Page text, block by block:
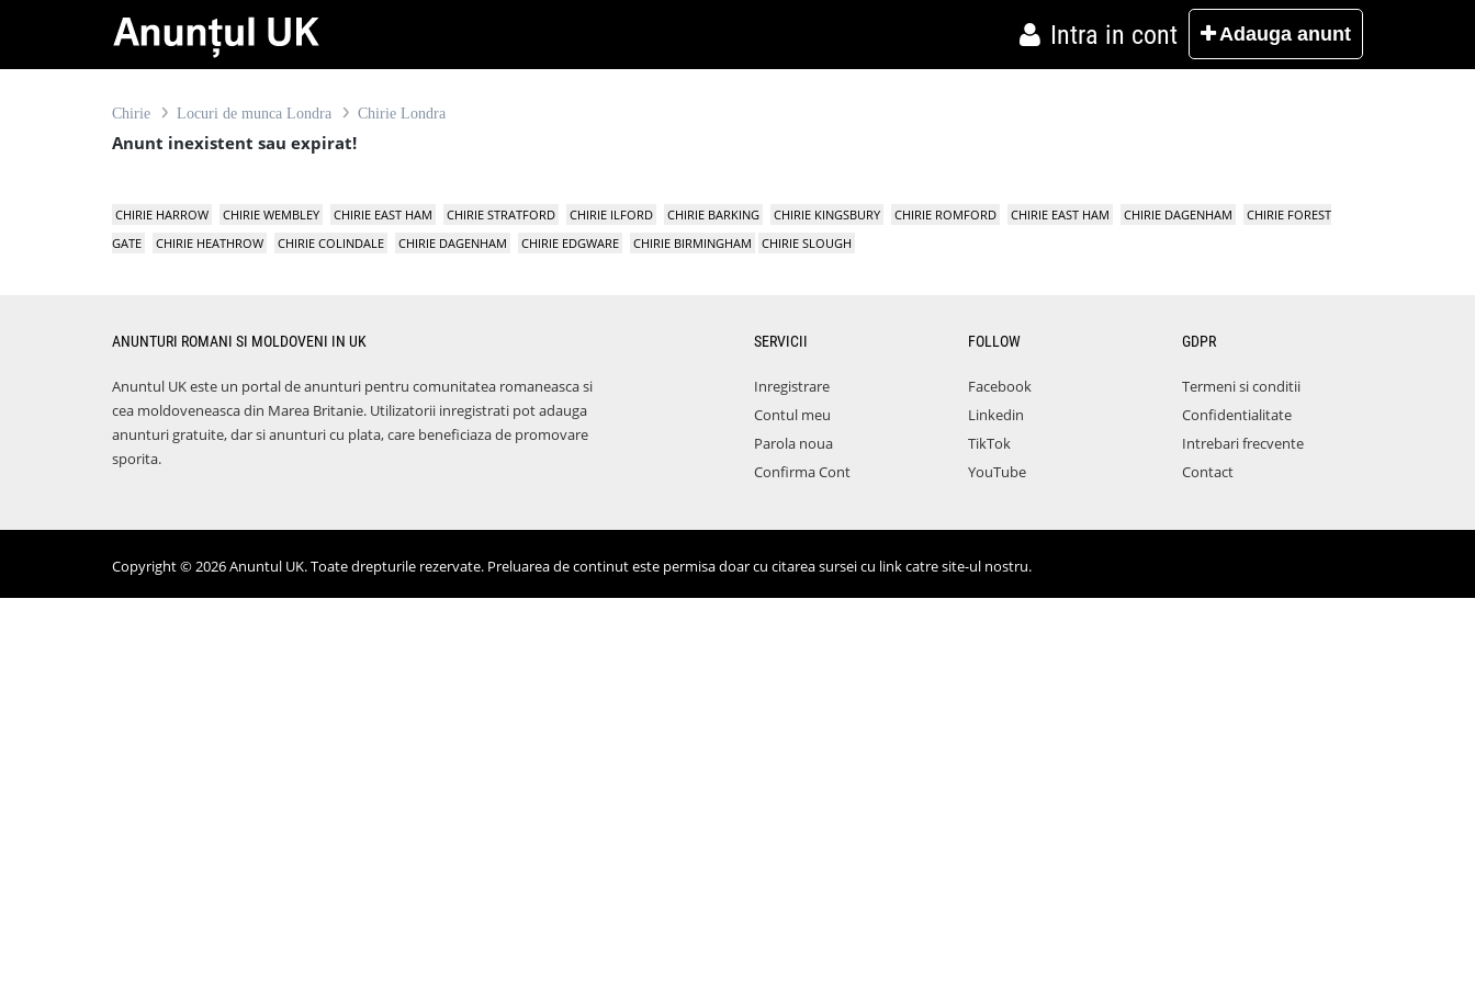
Intra in cont Adauga anunt
Chirie Locuri de munca Londra Chirie Londra
Anunt inexistent sau expirat!
CHIRIE HARROW CHIRIE WEMBLEY CHIRIE EAST HAM CHIRIE STRATFORD CHIRIE ILFORD CHIRIE BARKING CHIRIE KINGSBURY CHIRIE ROMFORD CHIRIE EAST HAM CHIRIE DAGENHAM
CHIRIE FOREST
GATE
CHIRIE HEATHROW CHIRIE COLINDALE CHIRIE DAGENHAM CHIRIE EDGWARE CHIRIE BIRMINGHAM CHIRIE SLOUGH
ANUNTURI ROMANI SI MOLDOVENI IN UK
Anuntul UK este un portal de anunturi pentru comunitatea romaneasca si
cea moldoveneasca din Marea Britanie. Utilizatorii inregistrati pot adauga
anunturi gratuite, dar si anunturi cu plata, care beneficiaza de promovare
sporita.
SERVICII
Inregistrare
Contul meu
Parola noua
Confirma Cont
FOLLOW
Facebook
Linkedin
TikTok
YouTube
GDPR
Termeni si conditii
Confidentialitate
Intrebari frecvente
Contact
Copyright © 2026 Anuntul UK. Toate drepturile rezervate. Preluarea de continut este permisa doar cu citarea sursei cu link catre site-ul nostru.